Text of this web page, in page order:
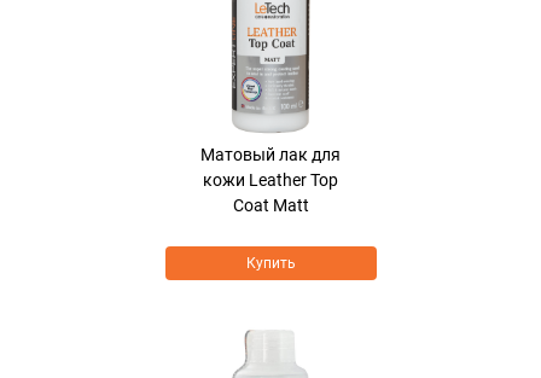
Матовый лак для
кожи Leather Top
Coat Matt
Купить